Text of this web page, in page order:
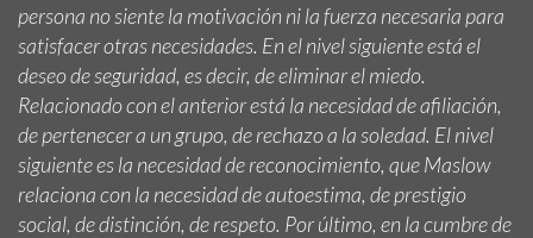
persona no siente la motivación ni la fuerza necesaria para
satisfacer otras necesidades. En el nivel siguiente está el
deseo de seguridad, es decir, de eliminar el miedo.
Relacionado con el anterior está la necesidad de afiliación,
de pertenecer a un grupo, de rechazo a la soledad. El nivel
siguiente es la necesidad de reconocimiento, que Maslow
relaciona con la necesidad de autoestima, de prestigio
social, de distinción, de respeto. Por último, en la cumbre de